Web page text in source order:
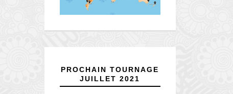
PROCHAIN TOURNAGE
JUILLET 2021